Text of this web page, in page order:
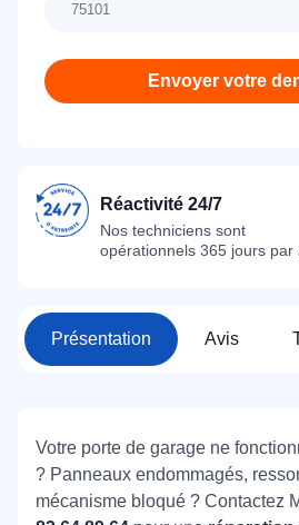
Envoyer votre
Réactivité 24/7
Nos techniciens sont
opérationnels 365 jours par
Présentation Avis
Votre porte de garage ne
? Panneaux endommagés,
mécanisme bloqué ? Contactez